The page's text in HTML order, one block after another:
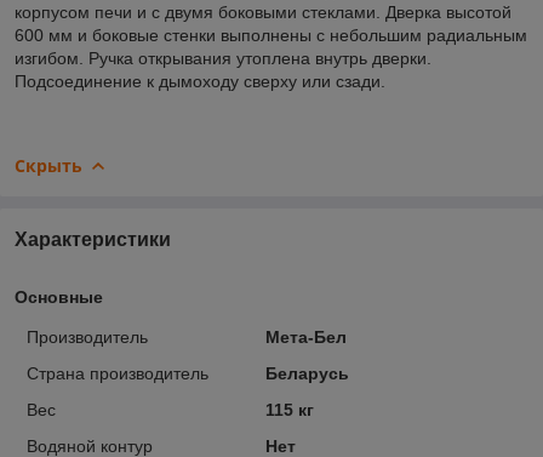
корпусом печи и с двумя боковыми стеклами. Дверка высотой
600 мм и боковые стенки выполнены с небольшим радиальным
изгибом. Ручка открывания утоплена внутрь дверки.
Подсоединение к дымоходу сверху или сзади.
Скрыть
Характеристики
Основные
Производитель
Мета-Бел
Страна производитель
Беларусь
Вес
115 кг
Водяной контур
Нет